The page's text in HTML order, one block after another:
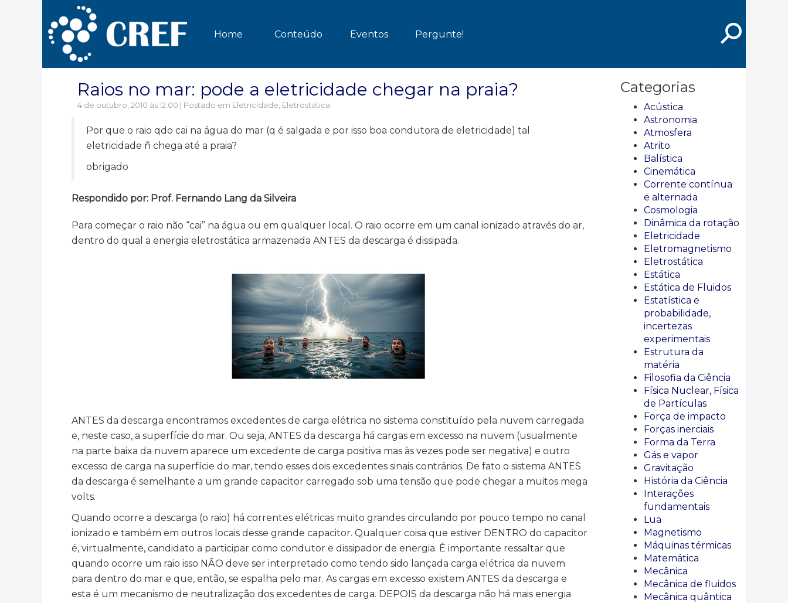
⚲
Home Conteúdo Eventos Pergunte!
Raios no mar: pode a eletricidade chegar na praia?
4 de outubro, 2010 às 12:00 | Postado em Eletricidade, Eletrostática
Por que o raio qdo cai na água do mar (q é salgada e por isso boa condutora de eletricidade) tal
eletricidade ñ chega até a praia?
obrigado
Respondido por: Prof. Fernando Lang da Silveira
Para começar o raio não “cai” na água ou em qualquer local. O raio ocorre em um canal ionizado através do ar,
dentro do qual a energia eletrostática armazenada ANTES da descarga é dissipada.
ANTES da descarga encontramos excedentes de carga elétrica no sistema constituído pela nuvem carregada
e, neste caso, a superfície do mar. Ou seja, ANTES da descarga há cargas em excesso na nuvem (usualmente
na parte baixa da nuvem aparece um excedente de carga positiva mas às vezes pode ser negativa) e outro
excesso de carga na superfície do mar, tendo esses dois excedentes sinais contrários. De fato o sistema ANTES
da descarga é semelhante a um grande capacitor carregado sob uma tensão que pode chegar a muitos mega
volts.
Quando ocorre a descarga (o raio) há correntes elétricas muito grandes circulando por pouco tempo no canal
ionizado e também em outros locais desse grande capacitor. Qualquer coisa que estiver DENTRO do capacitor
é, virtualmente, candidato a participar como condutor e dissipador de energia. É importante ressaltar que
quando ocorre um raio isso NÃO deve ser interpretado como tendo sido lançada carga elétrica da nuvem
para dentro do mar e que, então, se espalha pelo mar. As cargas em excesso existem ANTES da descarga e
esta é um mecanismo de neutralização dos excedentes de carga. DEPOIS da descarga não há mais energia
Categorias
Acústica
Astronomia
Atmosfera
Atrito
Balística
Cinemática
Corrente contínua
e alternada
Cosmologia
Dinâmica da rotação
Eletricidade
Eletromagnetismo
Eletrostática
Estática
Estática de Fluidos
Estatística e
probabilidade,
incertezas
experimentais
Estrutura da
matéria
Filosofia da Ciência
Física Nuclear, Física
de Partículas
Força de impacto
Forças inerciais
Forma da Terra
Gás e vapor
Gravitação
História da Ciência
Interações
fundamentais
Lua
Magnetismo
Máquinas térmicas
Matemática
Mecânica
Mecânica de fluidos
Mecânica quântica